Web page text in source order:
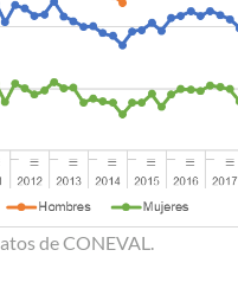
de CONEVAL.